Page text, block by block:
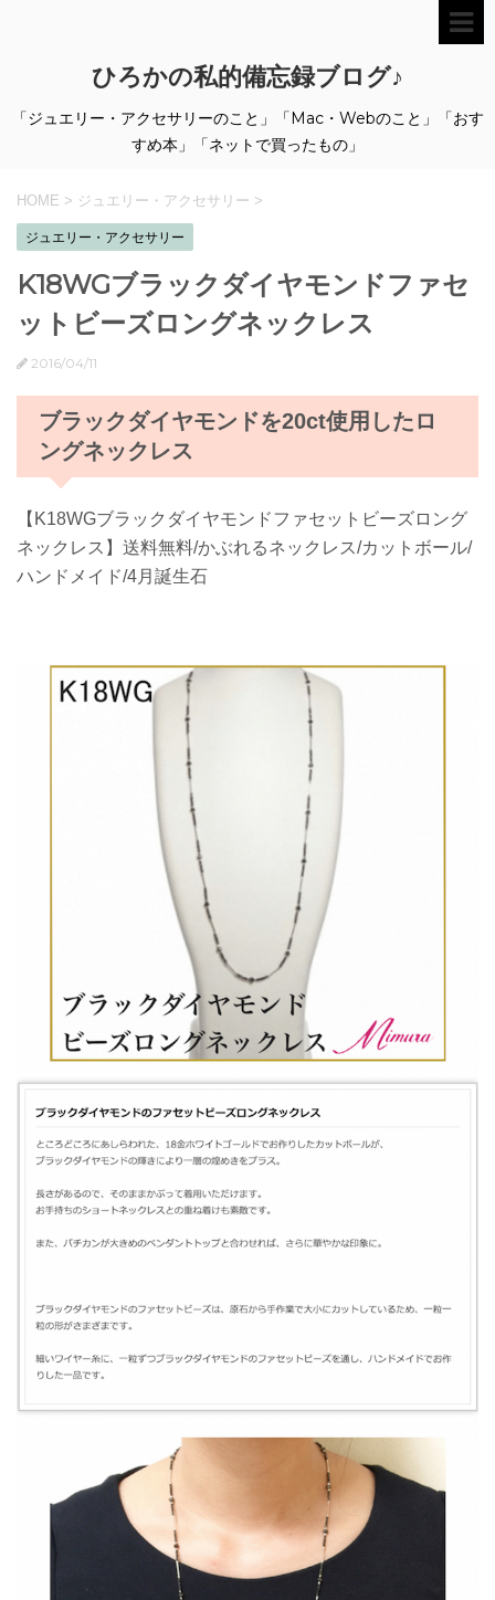
ひろかの私的備忘録ブログ♪
「ジュエリー・アクセサリーのこと」「Mac・Webのこと」「おす
すめ本」「ネットで買ったもの」
HOME > ジュエリー・アクセサリー >
ジュエリー・アクセサリー
K18WGブラックダイヤモンドファセ
ットビーズロングネックレス
2016/04/11
ブラックダイヤモンドを20ct使用したロ
ングネックレス
【K18WGブラックダイヤモンドファセットビーズロング
ネックレス】送料無料/かぶれるネックレス/カットボール/
ハンドメイド/4月誕生石